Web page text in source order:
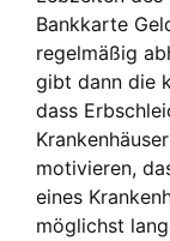
Bankkarte
regelmäßig
gibt dann die
dass
motivieren,
eines
möglichst